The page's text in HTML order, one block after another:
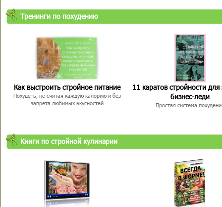
Тренинги по похудению
Как выстроить стройное питание
Похудеть, не считая каждую калорию и без
запрета любимых вкусностей
11 каратов стройности для
бизнес-леди
Простая система
Книги по стройной кулинарии